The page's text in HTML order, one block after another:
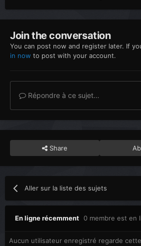
Join the conversation
You can post now and register later. If
in now to post with your account.
Répondre à ce sujet…
Share
Aller sur la liste des sujets
En ligne récemment 0 membre est en
Aucun utilisateur enregistré regarde